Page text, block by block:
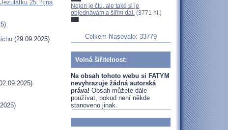
25. října
(29.09.2025)
Nejen je čtu, ale také si je
objednávám a šířím dál. (3771 hl.)
Celkem hlasovalo: 33779
Volná šiřitelnost:
Na obsah tohoto webu si FATYM
nevyhrazuje žádná autorská
práva! Obsah můžete dále
používat, pokud není někde
stanoveno jinak.